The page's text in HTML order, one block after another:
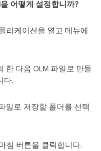
어떻게 설정합니까?
리케이션을 열고 메뉴에
한 다음 OLM 파일로 만들
다.
일로 저장할 폴더를 선택
침 버튼을 클릭합니다.